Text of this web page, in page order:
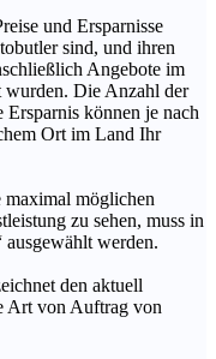
und Ersparnisse
sind, und ihren
Angebote im
wurden. Die Anzahl der
können je nach
Ort im Land Ihr
möglichen
zu sehen, muss in
ausgewählt werden.
den aktuell
Art von Auftrag von